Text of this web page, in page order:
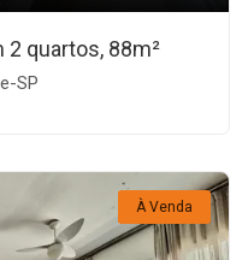
2 quartos, 88m²
SP
À Venda